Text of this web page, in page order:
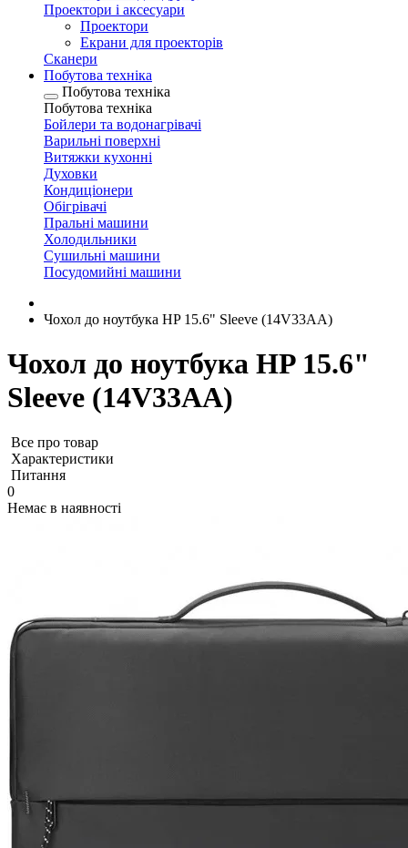
Проектори і аксесуари
Проектори
Екрани для проекторів
Сканери
Побутова техніка
Побутова техніка
Побутова техніка
Бойлери та водонагрівачі
Варильні поверхні
Витяжки кухонні
Духовки
Кондиціонери
Обігрівачі
Пральні машини
Холодильники
Сушильні машини
Посудомийні машини
Чохол до ноутбука HP 15.6" Sleeve (14V33AA)
Чохол до ноутбука HP 15.6"
Sleeve (14V33AA)
Все про товар
Характеристики
Питання
0
Немає в наявності